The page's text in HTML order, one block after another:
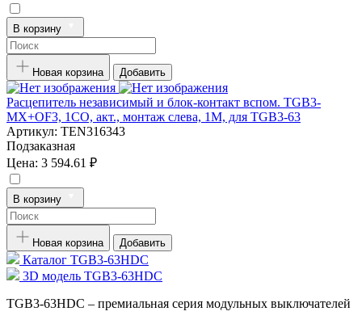
В корзину
Новая корзина Добавить
Расцепитель независимый и блок-контакт вспом. TGB3-
MX+OF3, 1CO, акт., монтаж слева, 1M, для TGB3-63
Артикул: TEN316343
Подзаказная
Цена: 3 594.61 ₽
В корзину
Новая корзина Добавить
Каталог TGB3-63HDC
3D модель TGB3-63HDC
TGB3-63HDC – премиальная серия модульных выключателей